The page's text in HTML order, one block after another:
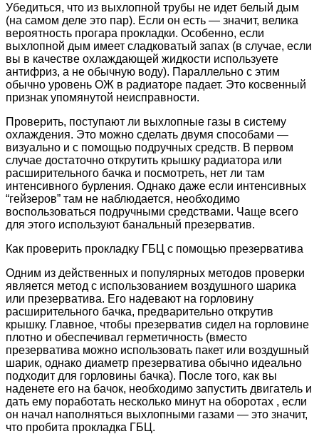
Убедиться, что из выхлопной трубы не идет белый дым
(на самом деле это пар). Если он есть — значит, велика
вероятность прогара прокладки. Особенно, если
выхлопной дым имеет сладковатый запах (в случае, если
вы в качестве охлаждающей жидкости используете
антифриз, а не обычную воду). Параллельно с этим
обычно уровень ОЖ в радиаторе падает. Это косвенный
признак упомянутой неисправности.
Проверить, поступают ли выхлопные газы в систему
охлаждения. Это можно сделать двумя способами —
визуально и с помощью подручных средств. В первом
случае достаточно открутить крышку радиатора или
расширительного бачка и посмотреть, нет ли там
интенсивного бурления. Однако даже если интенсивных
“гейзеров” там не наблюдается, необходимо
воспользоваться подручными средствами. Чаще всего
для этого используют банальный презерватив.
Как проверить прокладку ГБЦ с помощью презерватива
Одним из действенных и популярных методов проверки
является метод с использованием воздушного шарика
или презерватива. Его надевают на горловину
расширительного бачка, предварительно открутив
крышку. Главное, чтобы презерватив сидел на горловине
плотно и обеспечивал герметичность (вместо
презерватива можно использовать пакет или воздушный
шарик, однако диаметр презерватива обычно идеально
подходит для горловины бачка). После того, как вы
наденете его на бачок, необходимо запустить двигатель и
дать ему поработать несколько минут на оборотах , если
он начал наполняться выхлопными газами — это значит,
что пробита прокладка ГБЦ.